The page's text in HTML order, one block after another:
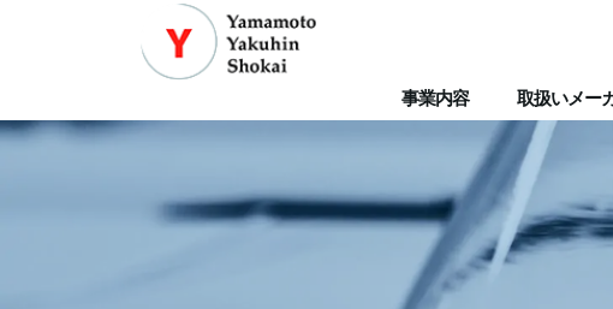
事業内容 取扱いメー